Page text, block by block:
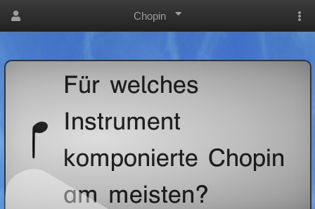
Chopin
Für welches
Instrument
komponierte Chopin
am meisten?